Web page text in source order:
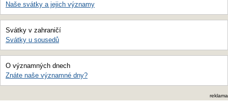
Naše svátky a jejich významy
Svátky v zahraničí
Svátky u sousedů
O významných dnech
Znáte naše významné dny?
reklama